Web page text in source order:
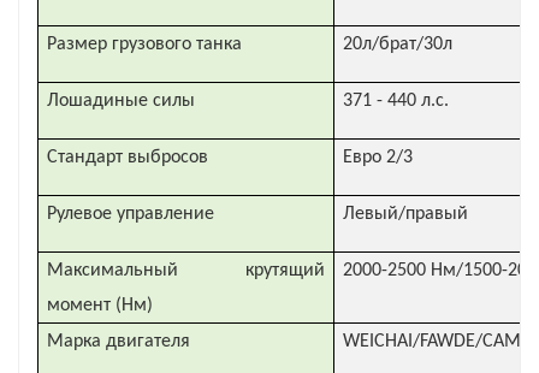
Размер грузового танка 20л/брат/30л
Лошадиные силы 371 - 440 л.с.
Стандарт выбросов Евро 2/3
Рулевое управление Левый/правый
Максимальный крутящий
момент (Нм)
2000-2500 Нм/1500-
Марка двигателя WEICHAI/FAWDE/